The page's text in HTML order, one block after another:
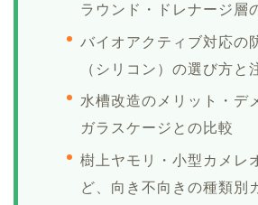
ラウンド・ドレナージ層
バイオアクティブ対応の
（シリコン）の選び方と
水槽改造のメリット・デ
ガラスケージとの比較
樹上ヤモリ・小型カメレ
ど、向き不向きの種類別